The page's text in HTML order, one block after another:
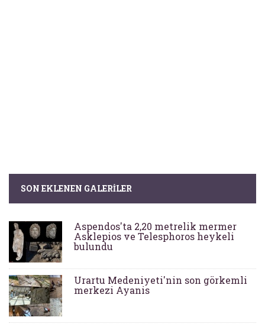
SON EKLENEN GALERILER
Aspendos'ta 2,20 metrelik mermer
Asklepios ve Telesphoros heykeli
bulundu
Urartu Medeniyeti'nin son görkemli
merkezi Ayanis